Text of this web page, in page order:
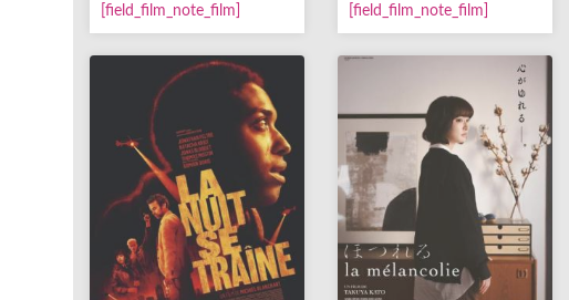
[field_film_note_film] [field_film_note_film]